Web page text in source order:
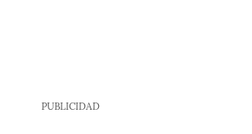
PUBLICIDAD